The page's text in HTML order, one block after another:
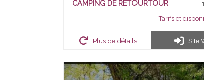
CAMPING DE RETOURTOUR
Tarifs et
Plus de détails Site